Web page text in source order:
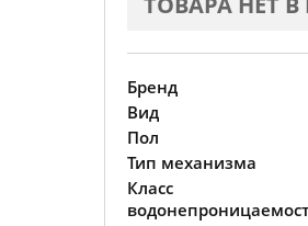
Бренд
Вид
Пол
Тип механизма
Класс